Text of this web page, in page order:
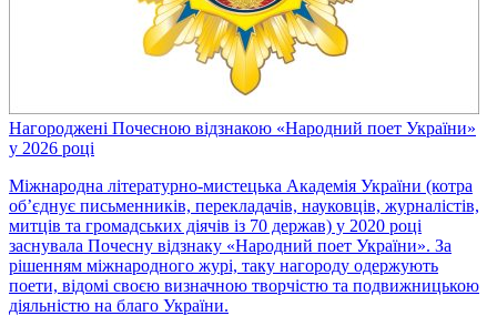
Нагороджені Почесною відзнакою «Народний поет України»
у 2026 році
Міжнародна літературно-мистецька Академія України (котра
об’єднує письменників, перекладачів, науковців, журналістів,
митців та громадських діячів із 70 держав) у 2020 році
заснувала Почесну відзнаку «Народний поет України». За
рішенням міжнародного журі, таку нагороду одержують
поети, відомі своєю визначною творчістю та подвижницькою
діяльністю на благо України.